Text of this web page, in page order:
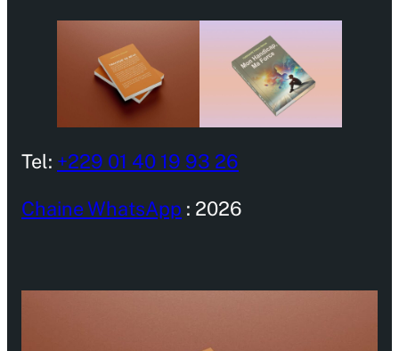
Tel: +229 01 40 19 93 26
Chaine WhatsApp : 2026